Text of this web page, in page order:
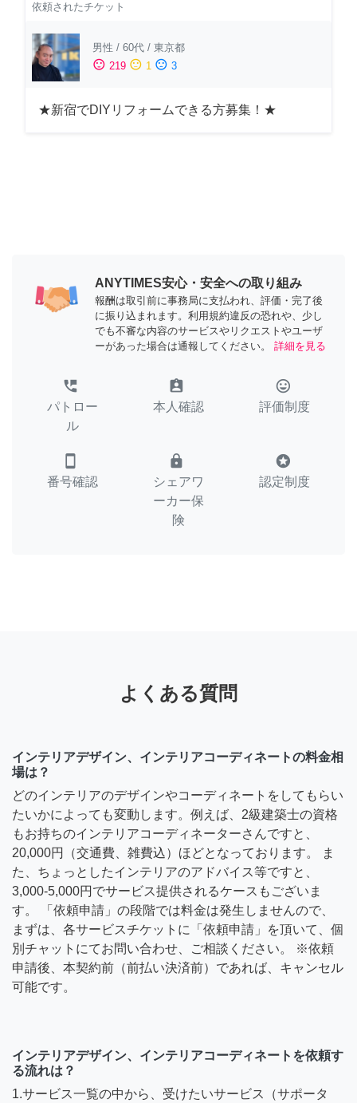
依頼されたチケット
男性 / 60代 / 東京都
sentiment_satisfied 219 sentiment_neutral 1 sentiment_dissatisfied 3
★新宿でDIYリフォームできる方募集！★
ANYTIMES安心・安全への取り組み
報酬は取引前に事務局に支払われ、評価・完了後
に振り込まれます。利用規約違反の恐れや、少し
でも不審な内容のサービスやリクエストやユーザ
ーがあった場合は通報してください。
詳細を見る
perm_phone_msg
パトロー
ル
assignment_ind
本人確認
tag_faces
評価制度
smartphone
番号確認
lock
シェアワ
ーカー保
険
stars
認定制度
よくある質問
インテリアデザイン、インテリアコーディネートの料金相
場は？
どのインテリアのデザインやコーディネートをしてもらい
たいかによっても変動します。例えば、2級建築士の資格
もお持ちのインテリアコーディネーターさんですと、
20,000円（交通費、雑費込）ほどとなっております。 ま
た、ちょっとしたインテリアのアドバイス等ですと、
3,000-5,000円でサービス提供されるケースもございま
す。 「依頼申請」の段階では料金は発生しませんので、
まずは、各サービスチケットに「依頼申請」を頂いて、個
別チャットにてお問い合わせ、ご相談ください。 ※依頼
申請後、本契約前（前払い決済前）であれば、キャンセル
可能です。
インテリアデザイン、インテリアコーディネートを依頼す
る流れは？
1.サービス一覧の中から、受けたいサービス（サポータ